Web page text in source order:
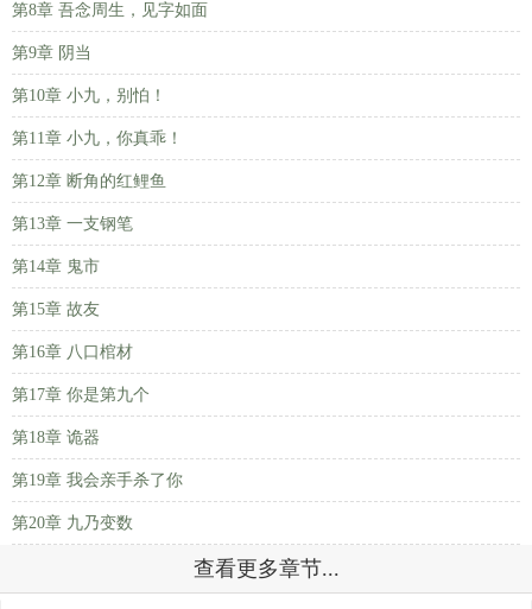
第8章 吾念周生，见字如面
第9章 阴当
第10章 小九，别怕！
第11章 小九，你真乖！
第12章 断角的红鲤鱼
第13章 一支钢笔
第14章 鬼市
第15章 故友
第16章 八口棺材
第17章 你是第九个
第18章 诡器
第19章 我会亲手杀了你
第20章 九乃变数
查看更多章节...